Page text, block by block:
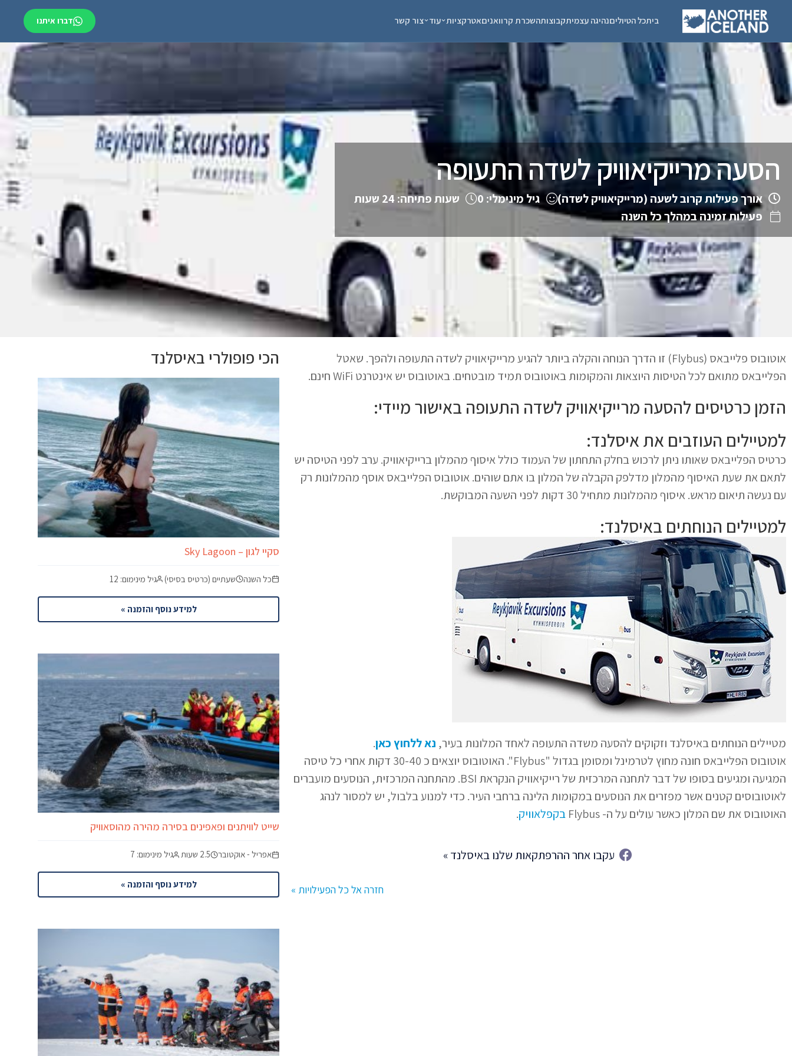
ביתכל הטיוליםנהיגה עצמיתקבוצותהשכרת קרוואניםאטרקציות עוד צור קשר דברו איתנו
הסעה מרייקיאוויק לשדה התעופה
אורך פעילות קרוב לשעה (מרייקיאוויק לשדה) גיל מינימלי: 0
שעות פתיחה: 24 שעות
פעילות זמינה במהלך כל השנה
אוטובוס פלייבאס (Flybus) זו הדרך הנוחה והקלה ביותר להגיע מרייקיאוויק לשדה התעופה ולהפך. שאטל
הפלייבאס מתואם לכל הטיסות היוצאות והמקומות באוטובוס תמיד מובטחים. באוטובוס יש אינטרנט WiFi חינם.
הזמן כרטיסים להסעה מרייקיאוויק לשדה התעופה באישור מיידי:
למטיילים העוזבים את איסלנד:
כרטיס הפלייבאס שאותו ניתן לרכוש בחלק התחתון של העמוד כולל איסוף מהמלון ברייקיאוויק. ערב לפני הטיסה יש
לתאם את שעת האיסוף מהמלון מדלפק הקבלה של המלון בו אתם שוהים. אוטובוס הפלייבאס אוסף מהמלונות רק
עם נעשה תיאום מראש. איסוף מהמלונות מתחיל 30 דקות לפני השעה המבוקשת.
למטיילים הנוחתים באיסלנד:
מטיילים הנוחתים באיסלנד וזקוקים להסעה משדה התעופה לאחד המלונות בעיר, נא ללחוץ כאן.
אוטובוס הפלייבאס חונה מחוץ לטרמינל ומסומן בגדול "Flybus". האוטובוס יוצאים כ 30-40 דקות אחרי כל טיסה
המגיעה ומגיעים בסופו של דבר לתחנה המרכזית של רייקיאוויק הנקראת BSI. מהתחנה המרכזית, הנוסעים מועברים
לאוטובוסים קטנים אשר מפזרים את הנוסעים במקומות הלינה ברחבי העיר. כדי למנוע בלבול, יש למסור לנהג
האוטובוס את שם המלון כאשר עולים על ה- Flybus
בקפלאוויק.
עקבו אחר ההרפתקאות שלנו באיסלנד »
חזרה אל כל הפעילויות »
הכי פופולרי באיסלנד
סקיי לגון – Sky Lagoon
כל השנה שעתיים (כרטיס בסיסי) גיל מינימום: 12
למידע נוסף והזמנה »
שייט לוויתנים ופאפינים בסירה מהירה מהוסאוויק
אפריל - אוקטובר 2.5 שעות גיל מינימום: 7
למידע נוסף והזמנה »